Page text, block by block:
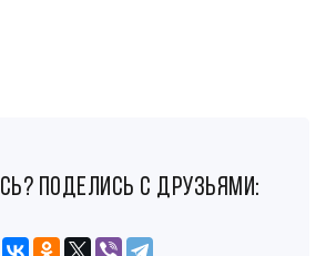
поделись с друзьями: